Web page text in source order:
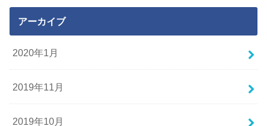
アーカイブ
2020年1月
2019年11月
2019年10月